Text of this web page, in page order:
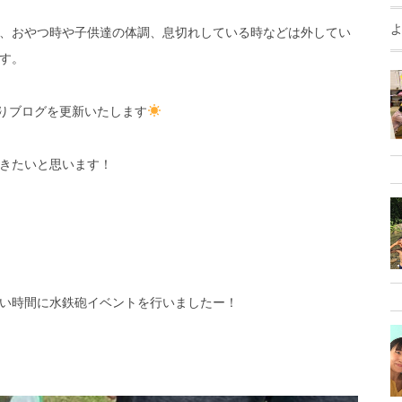
おやつ時や子供達の体調、息切れしている時などは外してい
。
ブログを更新いたします
たいと思います！
時間に水鉄砲イベントを行いましたー！